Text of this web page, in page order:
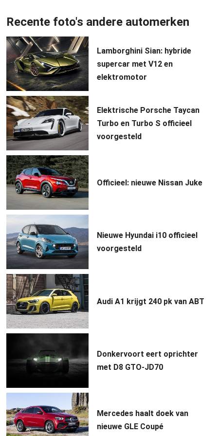
Recente foto's andere automerken
Lamborghini Sian: hybride
supercar met V12 en
elektromotor
Elektrische Porsche Taycan
Turbo en Turbo S officieel
voorgesteld
Officieel: nieuwe Nissan Juke
Nieuwe Hyundai i10 officieel
voorgesteld
Audi A1 krijgt 240 pk van ABT
Donkervoort eert oprichter
met D8 GTO-JD70
Mercedes haalt doek van
nieuwe GLE Coupé